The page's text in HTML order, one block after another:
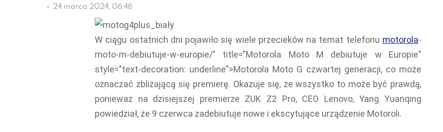
24 marca 2024, 06:48
W ciągu ostatnich dni pojawiło się wiele przecieków na temat telefonu motorola-
moto-m-debiutuje-w-europie/" title="Motorola Moto M debiutuje w Europie"
style="text-decoration: underline">Motorola Moto G czwartej generacji, co może
oznaczać zbliżającą się premierę. Okazuje się, że wszystko to może być prawdą,
ponieważ na dzisiejszej premierze ZUK Z2 Pro, CEO Lenovo, Yang Yuanqing
powiedział, że 9 czerwca zadebiutuje nowe i ekscytujące urządzenie Motoroli.